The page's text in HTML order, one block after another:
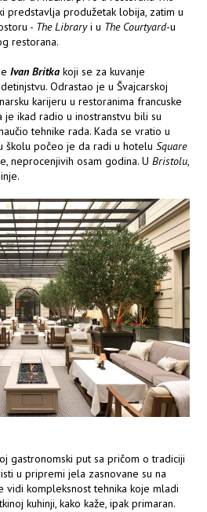
predstavlja produžetak lobija, zatim u
- The Libraryi u The Courtyard-u
restorana.
Ivan Britka koji se za kuvanje
Odrastao je u Švajcarskoj
karijeru u restoranima francuske
je ikad radio u inostranstvu bili su
tehnike rada. Kada se vratio u
školu počeo je da radi u hoteluSquare
neprocenjivih osam godina. UBristolu,
gastronomski put sa pričom o tradiciji
u pripremi jela zasnovane su na
vidi kompleksnost tehnika koje mladi
kuhinji, kako kaže, ipak primaran.